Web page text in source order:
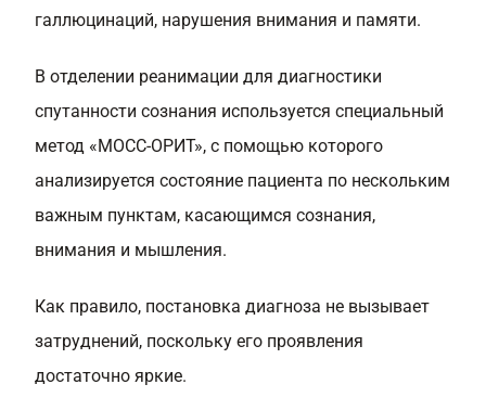
галлюцинаций, нарушения внимания и памяти.
В отделении реанимации для диагностики
спутанности сознания используется специальный
метод «МОСС-ОРИТ», с помощью которого
анализируется состояние пациента по нескольким
важным пунктам, касающимся сознания,
внимания и мышления.
Как правило, постановка диагноза не вызывает
затруднений, поскольку его проявления
достаточно яркие.